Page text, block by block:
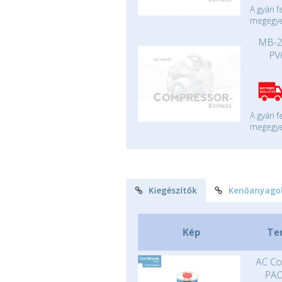
A gyári
MB-
A gyári
Kiegészítők
Kép
AC